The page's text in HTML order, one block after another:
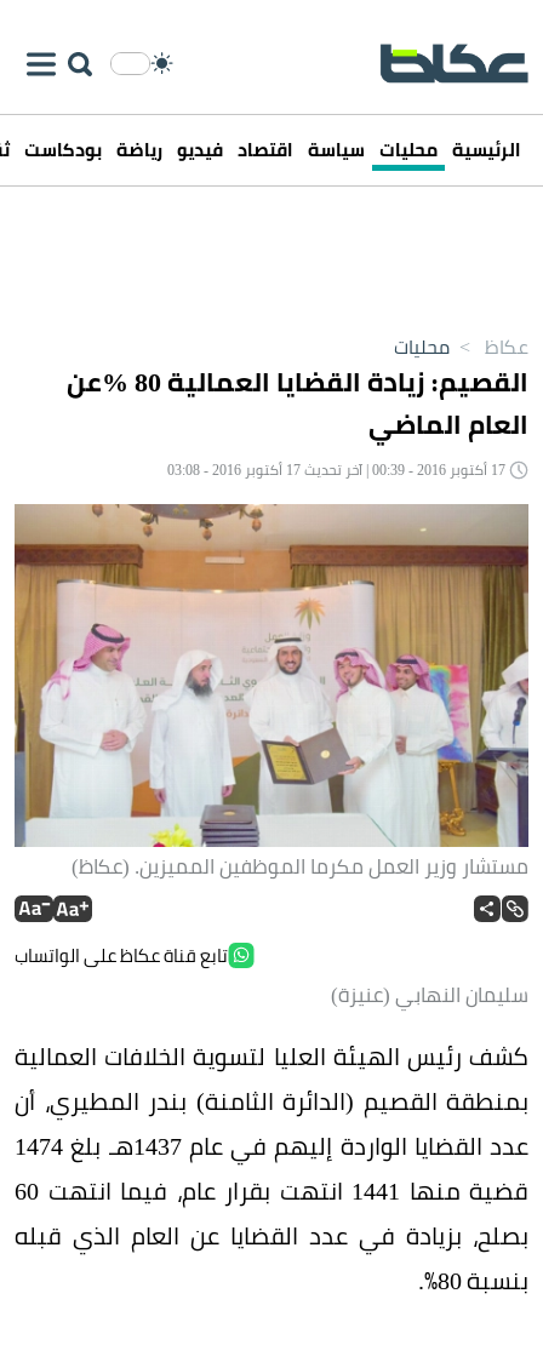
الرئيسية محليات سياسة اقتصاد فيديو رياضة بودكاست
عكاظ > محليات
القصيم: زيادة القضايا العمالية 80 %عن
العام الماضي
مستشار وزير العمل مكرما الموظفين المميزين. (عكاظ)
تابع قناة عكاظ على الواتساب
سليمان النهابي (عنيزة)
كشف رئيس الهيئة العليا لتسوية الخلافات العمالية
بمنطقة القصيم (الدائرة الثامنة) بندر المطيري، أن
عدد القضايا الواردة إليهم في عام 1437هـ بلغ 1474
قضية منها 1441 انتهت بقرار عام، فيما انتهت 60
بصلح، بزيادة في عدد القضايا عن العام الذي قبله
بنسبة 80٪.